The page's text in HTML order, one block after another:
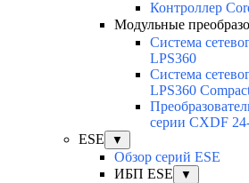
Контроллер
Модульные
Система
LPS360
Система
LPS360
серии CXDF
ESE
▼
Обзор серий ESE
ИБП ESE
▼